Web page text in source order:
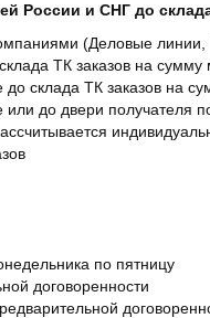
России и СНГ до
(Деловые
ТК заказов на
склада ТК заказов на
или до двери получателя
по пятницу
договоренности